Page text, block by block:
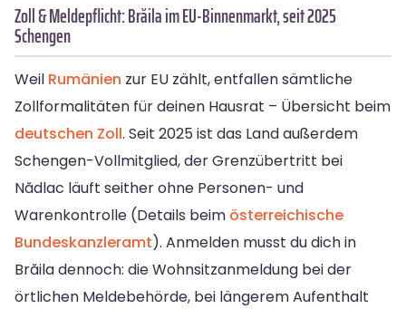
Zoll & Meldepflicht: Brăila im EU-Binnenmarkt, seit 2025
Schengen
Weil Rumänien zur EU zählt, entfallen sämtliche
Zollformalitäten für deinen Hausrat – Übersicht beim
deutschen Zoll. Seit 2025 ist das Land außerdem
Schengen-Vollmitglied, der Grenzübertritt bei
Nădlac läuft seither ohne Personen- und
Warenkontrolle (Details beim österreichische
Bundeskanzleramt). Anmelden musst du dich in
Brăila dennoch: die Wohnsitzanmeldung bei der
örtlichen Meldebehörde, bei längerem Aufenthalt